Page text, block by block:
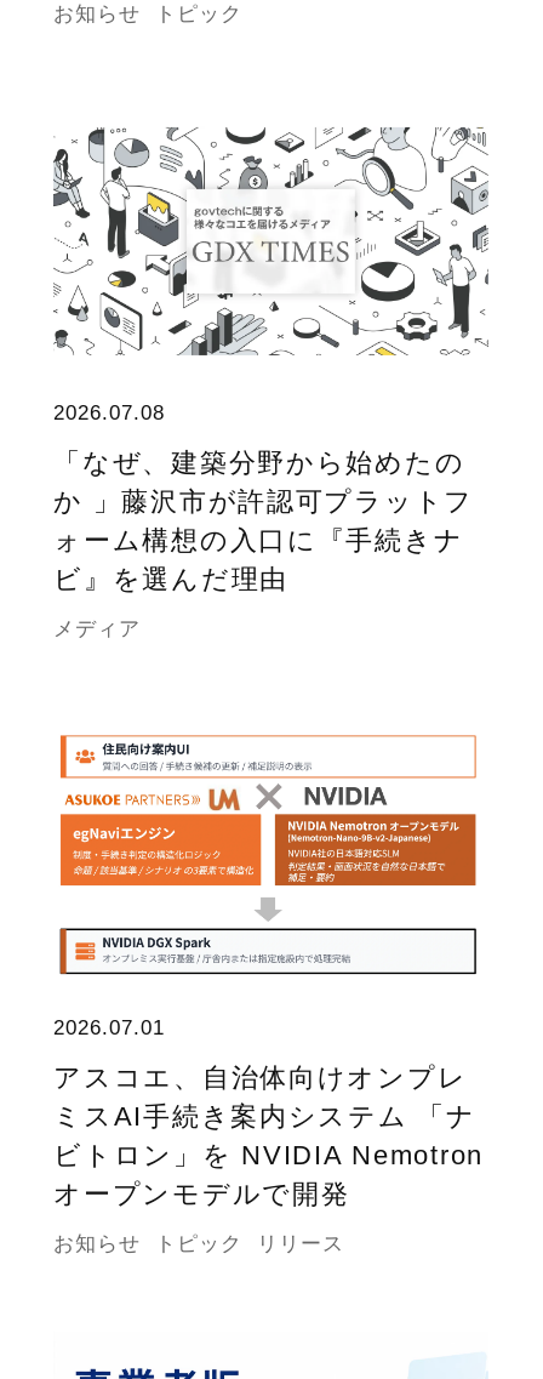
お知らせ トピック
2026.07.08
「なぜ、建築分野から始めたの
か 」藤沢市が許認可プラットフ
ォーム構想の入口に『手続きナ
ビ』を選んだ理由
メディア
2026.07.01
アスコエ、自治体向けオンプレ
ミスAI手続き案内システム 「ナ
ビトロン」を NVIDIA Nemotron
オープンモデルで開発
お知らせ トピック リリース